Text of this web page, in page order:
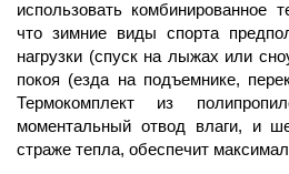
использовать комбинированное
что зимние виды спорта
нагрузки (спуск на лыжах или
покоя (езда на подъемнике,
Термокомплект из
моментальный отвод влаги, и
страже тепла, обеспечит